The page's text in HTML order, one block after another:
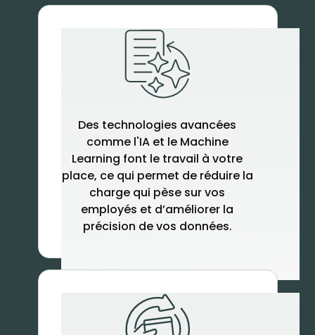
Des technologies avancées
comme l'IA et le Machine
Learning font le travail à votre
place, ce qui permet de réduire la
charge qui pèse sur vos
employés et d’améliorer la
précision de vos données.